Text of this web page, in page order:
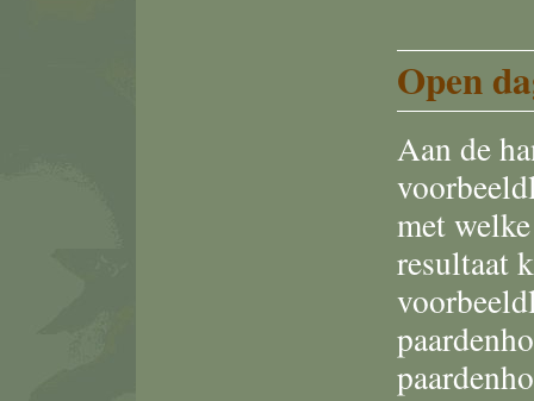
Open
Aan de
met
resultaat